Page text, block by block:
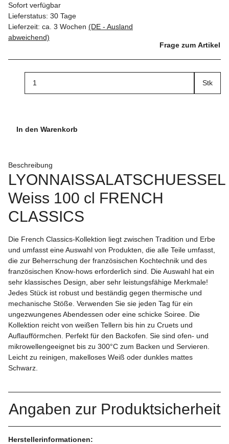
Sofort verfügbar
Lieferstatus: 30 Tage
Lieferzeit: ca. 3 Wochen (DE - Ausland
abweichend)
Frage zum Artikel
Stk
In den Warenkorb
Beschreibung
LYONNAISSALATSCHUESSEL
Weiss 100 cl FRENCH
CLASSICS
Die French Classics-Kollektion liegt zwischen Tradition und Erbe
und umfasst eine Auswahl von Produkten, die alle Teile umfasst,
die zur Beherrschung der französischen Kochtechnik und des
französischen Know-hows erforderlich sind. Die Auswahl hat ein
sehr klassisches Design, aber sehr leistungsfähige Merkmale!
Jedes Stück ist robust und beständig gegen thermische und
mechanische Stöße. Verwenden Sie sie jeden Tag für ein
ungezwungenes Abendessen oder eine schicke Soiree. Die
Kollektion reicht von weißen Tellern bis hin zu Cruets und
Auflaufförmchen. Perfekt für den Backofen. Sie sind ofen- und
mikrowellengeeignet bis zu 300°C zum Backen und Servieren.
Leicht zu reinigen, makelloses Weiß oder dunkles mattes
Schwarz.
Angaben zur Produktsicherheit
Herstellerinformationen: